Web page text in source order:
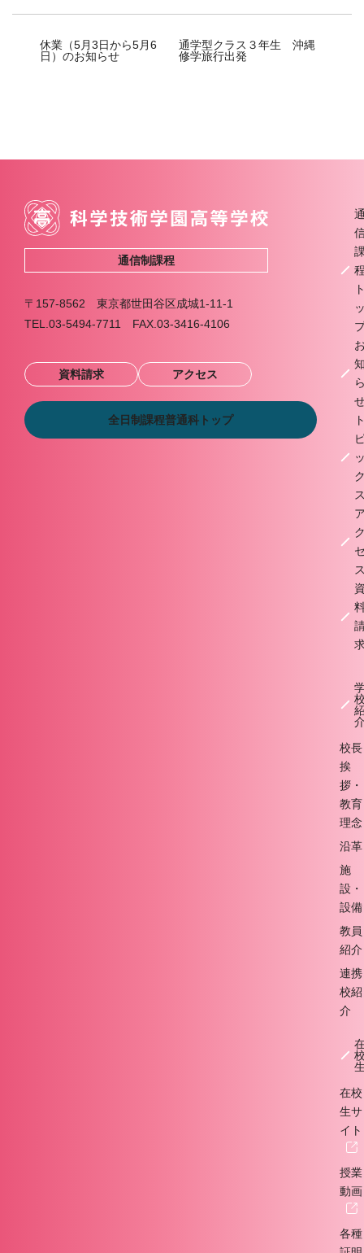
休業（5月3日から5月6
日）のお知らせ
通学型クラス３年生 沖縄
修学旅行出発
通信制課程
〒157-8562 東京都世田谷区成城1-11-1
TEL.03-5494-7711 FAX.03-3416-4106
資料請求 アクセス
全日制課程普通科トップ
校長
挨
拶・
教育
理念
沿革
施
設・
設備
教員
紹介
連携
校紹
介
在校
生サ
イト
授業
動画
各種